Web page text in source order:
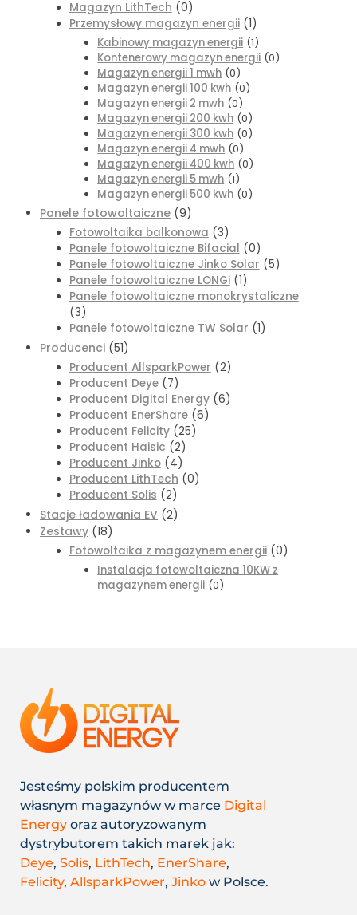
Magazyn LithTech (0)
Przemysłowy magazyn energii (1)
Kabinowy magazyn energii (1)
Kontenerowy magazyn energii (0)
Magazyn energii 1 mwh (0)
Magazyn energii 100 kwh (0)
Magazyn energii 2 mwh (0)
Magazyn energii 200 kwh (0)
Magazyn energii 300 kwh (0)
Magazyn energii 4 mwh (0)
Magazyn energii 400 kwh (0)
Magazyn energii 5 mwh (1)
Magazyn energii 500 kwh (0)
Panele fotowoltaiczne (9)
Fotowoltaika balkonowa (3)
Panele fotowoltaiczne Bifacial (0)
Panele fotowoltaiczne Jinko Solar (5)
Panele fotowoltaiczne LONGi (1)
Panele fotowoltaiczne monokrystaliczne
(3)
Panele fotowoltaiczne TW Solar (1)
Producenci (51)
Producent AllsparkPower (2)
Producent Deye (7)
Producent Digital Energy (6)
Producent EnerShare (6)
Producent Felicity (25)
Producent Haisic (2)
Producent Jinko (4)
Producent LithTech (0)
Producent Solis (2)
Stacje ładowania EV (2)
Zestawy (18)
Fotowoltaika z magazynem energii (0)
Instalacja fotowoltaiczna 10KW z
magazynem energii (0)
Jesteśmy polskim producentem
własnym magazynów w marce Digital
Energy oraz autoryzowanym
dystrybutorem takich marek jak:
Deye, Solis, LithTech, EnerShare,
Felicity, AllsparkPower, Jinko w Polsce.